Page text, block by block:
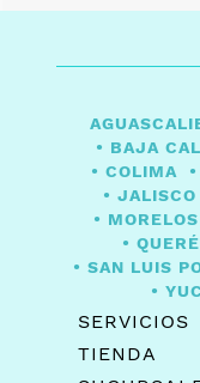
BAJA
COLIMA
JALISCO
MORELOS
SAN LUIS
SERVICIOS
TIENDA